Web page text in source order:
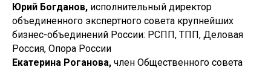
Юрий Богданов, исполнительный директор
объединенного экспертного совета крупнейших
бизнес-объединений России: РСПП, ТПП, Деловая
Россия, Опора России
Екатерина Роганова, член Общественного совета